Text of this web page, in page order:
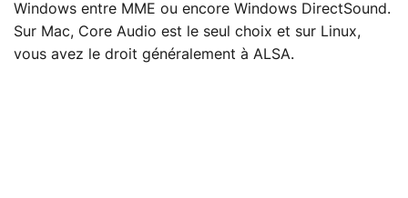
Windows entre MME ou encore Windows DirectSound.
Sur Mac, Core Audio est le seul choix et sur Linux,
vous avez le droit généralement à ALSA.